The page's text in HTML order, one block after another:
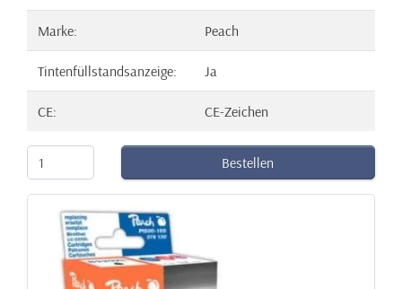
Marke: Peach
Tintenfüllstandsanzeige: Ja
CE: CE-Zeichen
Bestellen